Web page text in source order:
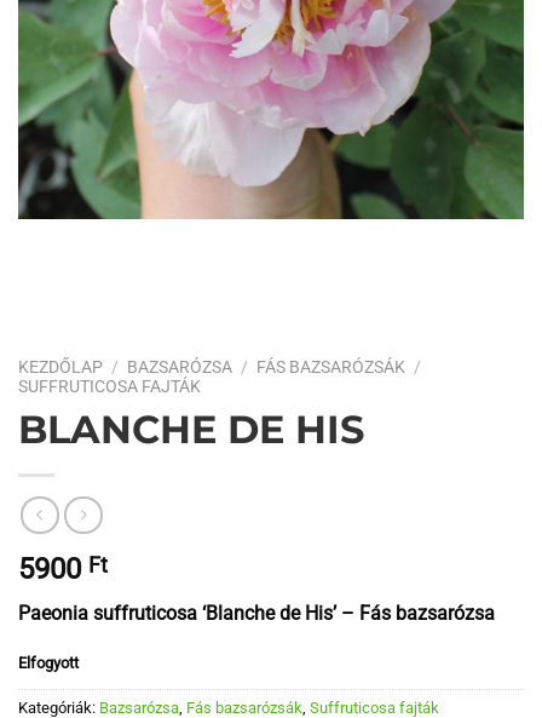
KEZDŐLAP / BAZSARÓZSA / FÁS BAZSARÓZSÁK /
SUFFRUTICOSA FAJTÁK
BLANCHE DE HIS
5900 Ft
Paeonia suffruticosa ‘Blanche de His’ – Fás bazsarózsa
Elfogyott
Kategóriák: Bazsarózsa Fás bazsarózsák Suffruticosa fajták